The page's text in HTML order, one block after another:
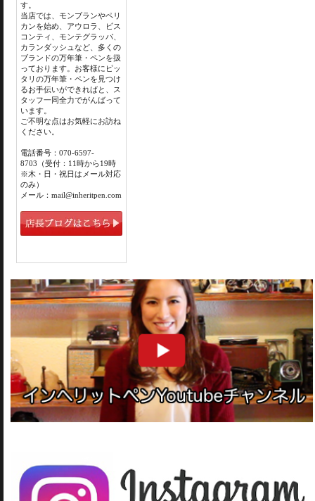
す。
当店では、モンブランやペリ
カンを始め、アウロラ、ビス
コンティ、モンテグラッパ、
カランダッシュなど、多くの
ブランドの万年筆・ペンを扱
っております。お客様にピッ
タリの万年筆・ペンを見つけ
るお手伝いができればと、ス
タッフ一同全力でがんばって
います。
ご不明な点はお気軽にお訪ね
ください。
電話番号：070-6597-
8703（受付：11時から19時
※木・日・祝日はメール対応
のみ）
メール：mail@inheritpen.com